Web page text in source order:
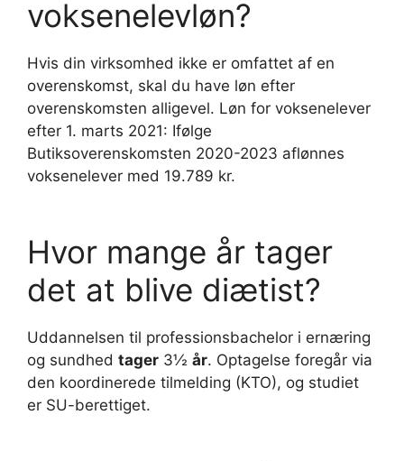
voksenelevløn?
Hvis din virksomhed ikke er omfattet af en
overenskomst, skal du have løn efter
overenskomsten alligevel. Løn for voksenelever
efter 1. marts 2021: Ifølge
Butiksoverenskomsten 2020-2023 aflønnes
voksenelever med 19.789 kr.
Hvor mange år tager
det at blive diætist?
Uddannelsen til professionsbachelor i ernæring
og sundhed tager 3½ år. Optagelse foregår via
den koordinerede tilmelding (KTO), og studiet
er SU-berettiget.